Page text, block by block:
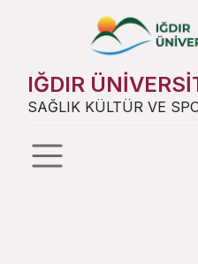
IĞDIR
SAĞLIK KÜLTÜR VE